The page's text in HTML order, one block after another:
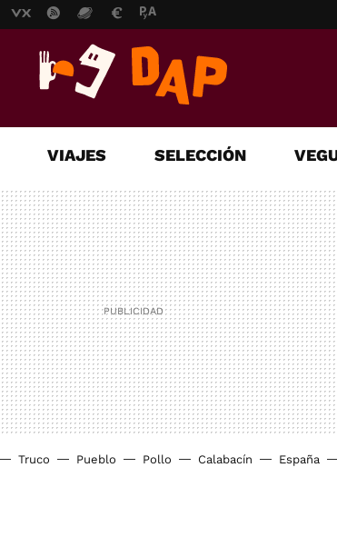
VIAJES SELECCIÓN
Truco Pueblo Pollo Calabacín España